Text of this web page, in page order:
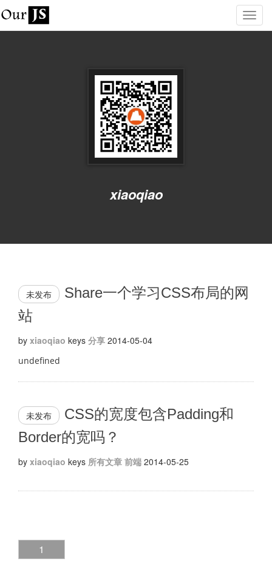
xiaoqiao
未发布
Share一个学习CSS布局的网
站
by xiaoqiao keys 分享 2014-05-04
undefined
未发布
CSS的宽度包含Padding和
Border的宽吗？
by xiaoqiao keys 所有文章 前端 2014-05-25
1